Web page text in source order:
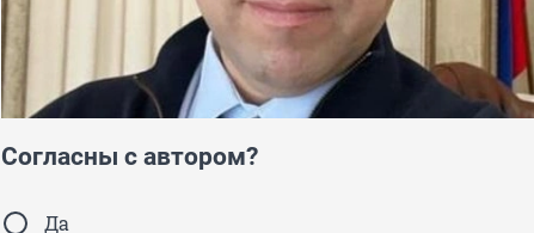
Согласны с автором?
Да